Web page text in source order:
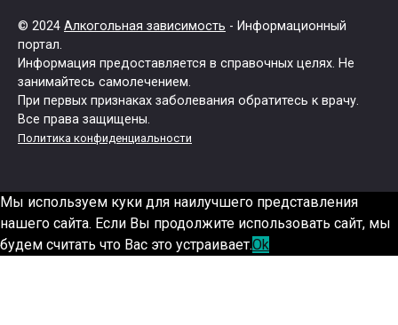
© 2024 Алкогольная зависимость - Информационный
портал.
Информация предоставляется в справочных целях. Не
занимайтесь самолечением.
При первых признаках заболевания обратитесь к врачу.
Все права защищены.
Политика конфиденциальности
Мы используем куки для наилучшего представления
нашего сайта. Если Вы продолжите использовать сайт, мы
будем считать что Вас это устраивает.Ok